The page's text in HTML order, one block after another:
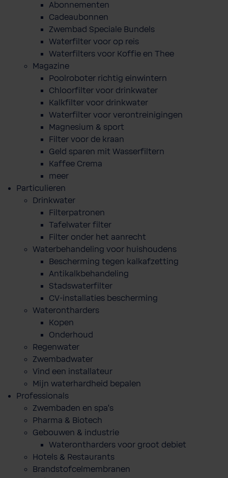
Abonnementen
Cadeaubonnen
Zwembad Speciale Bundels
Waterfilter voor op reis
Waterfilters voor Koffie en Thee
Magazine
Poolroboter richtig einwintern
Chloorfilter voor drinkwater
Kalkfilter voor drinkwater
Waterfilter voor verontreinigingen
Magnesium & sport
Filter voor de kraan
Geld sparen mit Wasserfiltern
Kaffee Crema
meer
Particulieren
Drinkwater
Filterpatronen
Tafelwater filter
Filter onder het aanrecht
Waterbehandeling voor huishoudens
Bescherming tegen kalkafzetting
Antikalkbehandeling
Stadswaterfilter
CV-installaties bescherming
Waterontharders
Kopen
Onderhoud
Regenwater
Zwembadwater
Vind een installateur
Mijn waterhardheid bepalen
Professionals
Zwembaden en spa's
Pharma & Biotech
Gebouwen & industrie
Waterontharders voor groot debiet
Hotels & Restaurants
Brandstofcelmembranen